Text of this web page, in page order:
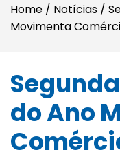
Home / Notícias /
Movimenta
do Ano